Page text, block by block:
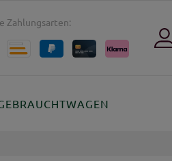
Zahlungsarten: